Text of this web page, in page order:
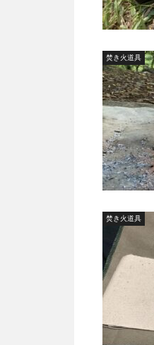
焚き火道具
焚き火道具